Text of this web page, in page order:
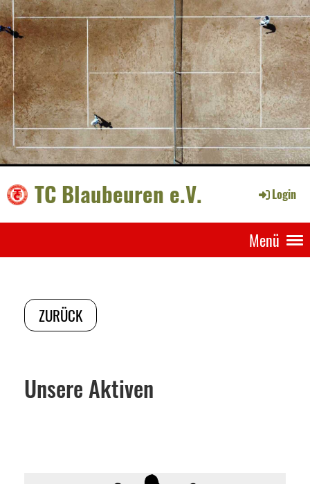
TC Blaubeuren e.V. Login
Menü
ZURÜCK
Unsere Aktiven